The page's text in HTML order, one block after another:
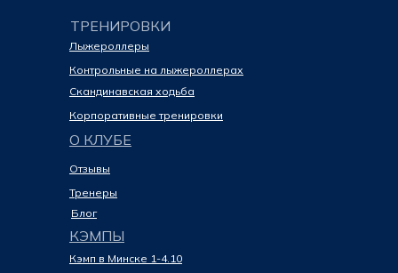
Блог
КЭМПЫ
О КЛУБЕ
ТРЕНИРОВКИ
Тренеры
Скандинавская ходьба
Контрольные на лыжероллерах
Отзывы
Лыжероллеры
Корпоративные тренировки
Кэмп в Минске 1-4.10